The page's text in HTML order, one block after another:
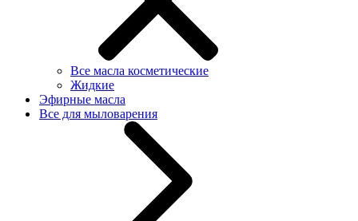
Все масла косметические
Жидкие
Эфирные масла
Все для мыловарения